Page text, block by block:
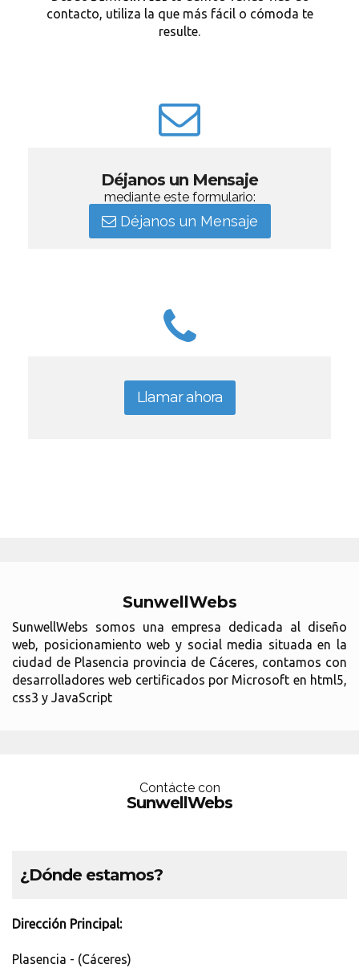
contacto, utiliza la que más fácil o cómoda te
resulte.
Déjanos un Mensaje
mediante este formulario:
Déjanos un Mensaje
Llamar ahora
SunwellWebs
SunwellWebs somos una empresa dedicada al diseño
web, posicionamiento web y social media situada en la
ciudad de Plasencia provincia de Cáceres, contamos con
desarrolladores web certificados por Microsoft en html5,
css3 y JavaScript
Contácte con
SunwellWebs
¿Dónde estamos?
Dirección Principal:
Plasencia - (Cáceres)